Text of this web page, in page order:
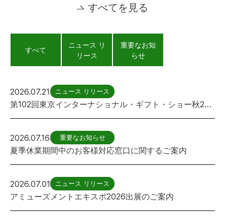
すべてを見る
すべて
ニュース リ
リース
重要なお知
らせ
2026.07.21 ニュース リリース
第102回東京インターナショナル・ギフト・ショー秋2026出展のご案内
2026.07.16 重要なお知らせ
夏季休業期間中のお客様対応窓口に関するご案内
2026.07.01 ニュース リリース
アミューズメントエキスポ2026出展のご案内